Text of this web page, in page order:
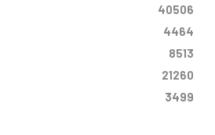
40506
4464
8513
21260
3499